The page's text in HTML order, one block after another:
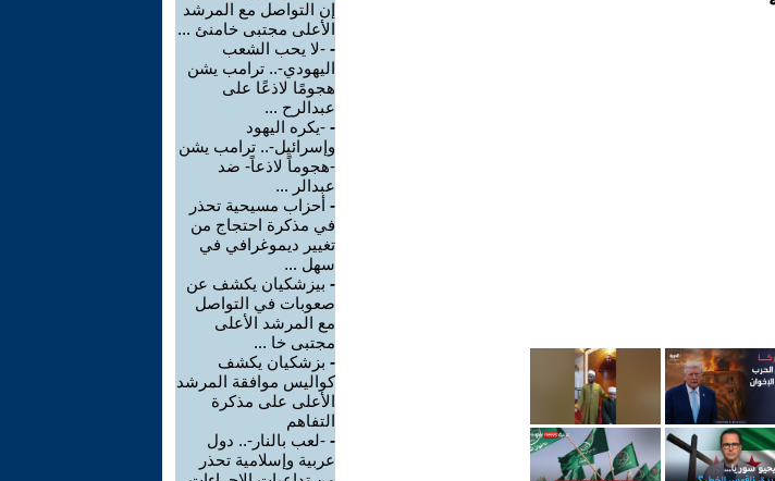
إن التواصل مع المرشد
الأعلى مجتبى خامنئ ...
- -لا يحب الشعب
اليهودي-.. ترامب يشن
هجومًا لاذعًا على
عبدالرح ...
- -يكره اليهود
وإسرائيل-.. ترامب يشن
-هجوماً لاذعاً- ضد
عبدالر ...
- أحزاب مسيحية تحذر
في مذكرة احتجاج من
تغيير ديموغرافي في
سهل ...
- بيزشكيان يكشف عن
صعوبات في التواصل
مع المرشد الأعلى
مجتبى خا ...
- بزشكيان يكشف
كواليس موافقة المرشد
الأعلى على مذكرة
التفاهم
- -لعب بالنار-.. دول
عربية وإسلامية تحذر